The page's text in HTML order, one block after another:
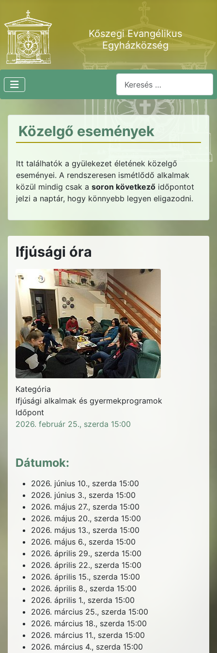
Kőszegi Evangélikus
Egyházközség
Közelgő események
Itt találhatók a gyülekezet életének közelgő
eseményei. A rendszeresen ismétlődő alkalmak
közül mindig csak a soron következő időpontot
jelzi a naptár, hogy könnyebb legyen eligazodni.
Ifjúsági óra
Kategória
Ifjúsági alkalmak és gyermekprogramok
Időpont
2026. február 25., szerda 15:00
Dátumok:
2026. június 10., szerda 15:00
2026. június 3., szerda 15:00
2026. május 27., szerda 15:00
2026. május 20., szerda 15:00
2026. május 13., szerda 15:00
2026. május 6., szerda 15:00
2026. április 29., szerda 15:00
2026. április 22., szerda 15:00
2026. április 15., szerda 15:00
2026. április 8., szerda 15:00
2026. április 1., szerda 15:00
2026. március 25., szerda 15:00
2026. március 18., szerda 15:00
2026. március 11., szerda 15:00
2026. március 4., szerda 15:00